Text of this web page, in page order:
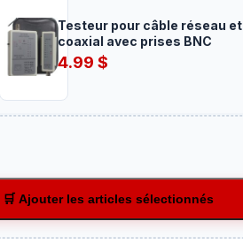
Testeur pour câble réseau et
coaxial avec prises BNC
4.99$
🛒 Ajouter les articles sélectionnés